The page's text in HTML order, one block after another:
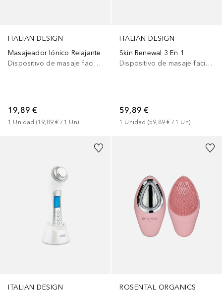
ITALIAN DESIGN
Masajeador Iónico Relajante
Dispositivo de masaje facial eléctrico
19,89 €
1 Unidad (19,89 € / 1 Un)
ITALIAN DESIGN
Skin Renewal 3 En 1
Dispositivo de masaje facial eléctrico
59,89 €
1 Unidad (59,89 € / 1 Un)
ITALIAN DESIGN
ROSENTAL ORGANICS